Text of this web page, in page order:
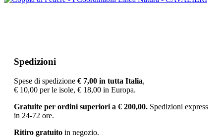
Spedizioni
Spese di spedizione € 7,00 in tutta Italia,
€ 10,00 per le isole, € 18,00 in Europa.
Gratuite per ordini superiori a € 200,00. Spedizioni express
in 24-72 ore.
Ritiro gratuito in negozio.